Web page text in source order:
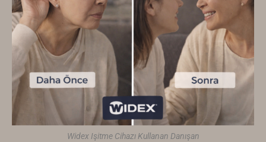
Widex Işitme Cihazı Kullanan Danışan